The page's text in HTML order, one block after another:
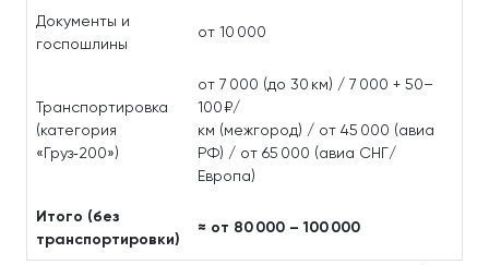
Документы и
госпошлины
от 10 000
Транспортировка
(категория
«Груз‑200»)
от 7 000 (до 30 км) / 7 000 + 50–
100 ₽/
км (межгород) / от 45 000 (авиа
РФ) / от 65 000 (авиа СНГ/
Европа)
Итого (без
транспортировки)
≈ от 80 000 – 100 000